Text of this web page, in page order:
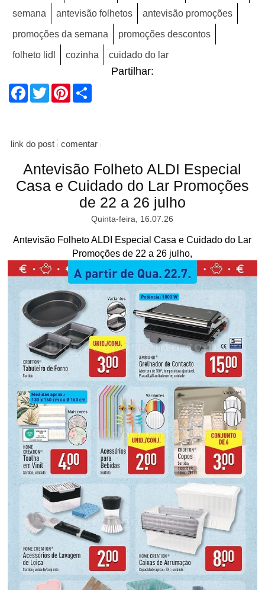
semana antevisão folhetos antevisão promoções
promoções da semana promoções descontos
folheto lidl cozinha cuidado do lar
Partilhar:
Facebook
TwitterPinterest
link do post comentar
Antevisão Folheto ALDI Especial
Casa e Cuidado do Lar Promoções
de 22 a 26 julho
Quinta-feira, 16.07.26
Antevisão Folheto ALDI Especial Casa e Cuidado do Lar
Promoções de 22 a 26 julho,